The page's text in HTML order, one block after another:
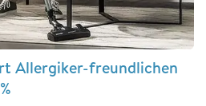
Allergiker-freundlichen